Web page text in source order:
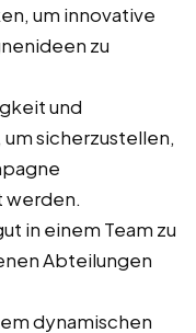
um innovative
zu
und
sicherzustellen,
werden.
in einem Team zu
Abteilungen
dynamischen